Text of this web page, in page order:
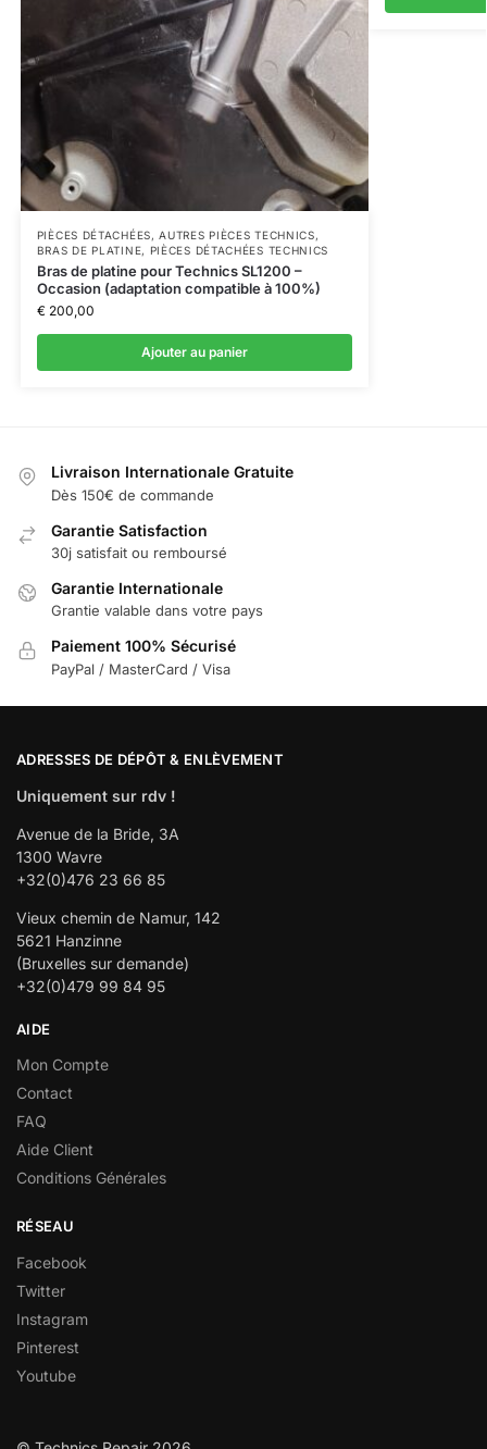
PIÈCES DÉTACHÉES,AUTRES PIÈCES TECHNICS,
BRAS DE PLATINE, PIÈCES DÉTACHÉES TECHNICS
Bras de platine pour Technics SL1200 –
Occasion (adaptation compatible à 100%)
€200,00
Ajouter au panier
Livraison Internationale Gratuite
Dès 150€ de commande
Garantie Satisfaction
30j satisfait ou remboursé
Garantie Internationale
Grantie valable dans votre pays
Paiement 100% Sécurisé
PayPal / MasterCard / Visa
ADRESSES DE DÉPÔT & ENLÈVEMENT
Uniquement sur rdv !
Avenue de la Bride, 3A
1300 Wavre
+32(0)476 23 66 85
Vieux chemin de Namur, 142
5621 Hanzinne
(Bruxelles sur demande)
+32(0)479 99 84 95
AIDE
Mon Compte
Contact
FAQ
Aide Client
Conditions Générales
RÉSEAU
Facebook
Twitter
Instagram
Pinterest
Youtube